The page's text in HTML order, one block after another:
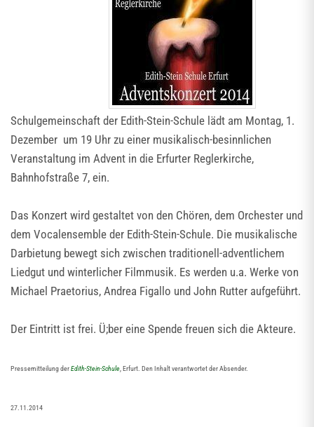
Schulgemeinschaft der Edith-Stein-Schule lädt am Montag, 1.
Dezember um 19 Uhr zu einer musikalisch-besinnlichen
Veranstaltung im Advent in die Erfurter Reglerkirche,
Bahnhofstraße 7, ein.
Das Konzert wird gestaltet von den Chören, dem Orchester und
dem Vocalensemble der Edith-Stein-Schule. Die musikalische
Darbietung bewegt sich zwischen traditionell-adventlichem
Liedgut und winterlicher Filmmusik. Es werden u.a. Werke von
Michael Praetorius, Andrea Figallo und John Rutter aufgeführt.
Der Eintritt ist frei. Ü;ber eine Spende freuen sich die Akteure.
Pressemitteilung derEdith-Stein-Schule , Erfurt. Den Inhalt verantwortet der Absender.
27.11.2014